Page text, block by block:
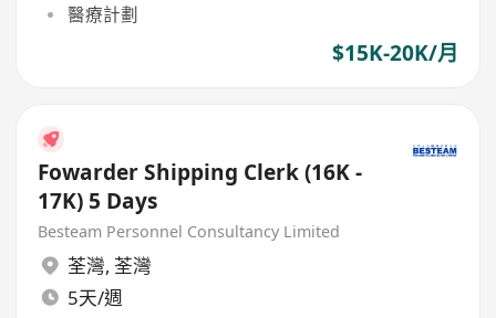
醫療計劃
$15K-20K/月
Fowarder Shipping Clerk (16K -
17K) 5 Days
Besteam Personnel Consultancy Limited
荃灣, 荃灣
5天/週